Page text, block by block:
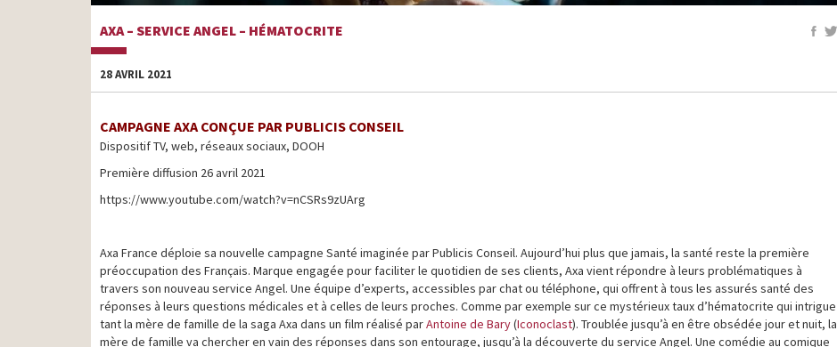
AXA – SERVICE ANGEL – HÉMATOCRITE
28 AVRIL 2021
CAMPAGNE AXA CONÇUE PAR PUBLICIS CONSEIL
Dispositif TV, web, réseaux sociaux, DOOH
Première diffusion 26 avril 2021
https://www.youtube.com/watch?v=nCSRs9zUArg
Axa France déploie sa nouvelle campagne Santé imaginée par Publicis Conseil. Aujourd’hui plus que jamais, la santé reste la première
préoccupation des Français. Marque engagée pour faciliter le quotidien de ses clients, Axa vient répondre à leurs problématiques à
travers son nouveau service Angel. Une équipe d’experts, accessibles par chat ou téléphone, qui offrent à tous les assurés santé des
réponses à leurs questions médicales et à celles de leurs proches. Comme par exemple sur ce mystérieux taux d’hématocrite qui intrigue
tant la mère de famille de la saga Axa dans un film réalisé parAntoine de Bary(Iconoclast). Troublée jusqu’à en être obsédée jour et nuit, la
mère de famille va chercher en vain des réponses dans son entourage, jusqu’à la découverte du service Angel. Une comédie au comique